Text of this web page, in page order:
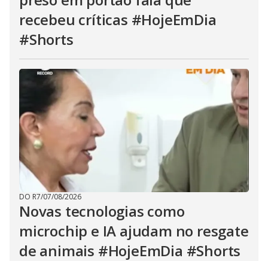
recebeu críticas #HojeEmDia
#Shorts
DO R7/07/08/2026
Novas tecnologias como
microchip e IA ajudam no resgate
de animais #HojeEmDia #Shorts